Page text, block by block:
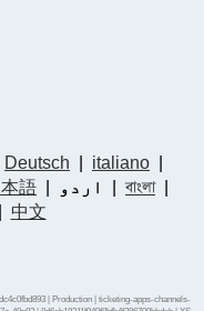
Deutsch italiano
本語 اردو বাংলা|
中文
| Production | ticketing-apps-channels-